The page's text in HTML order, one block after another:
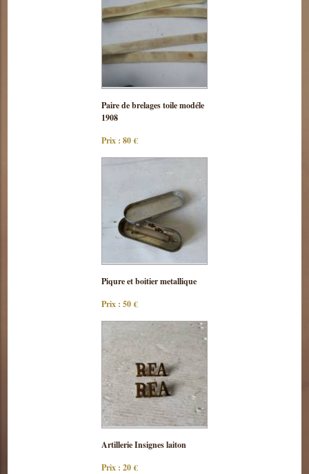
Consulter
cette pièce
Paire de brelages toile modéle
1908
Prix : 80 €
Consulter
Piqure et boitier metallique
Prix : 50 €
Consulter
cette pièce
Artillerie Insignes laiton
Prix : 20 €